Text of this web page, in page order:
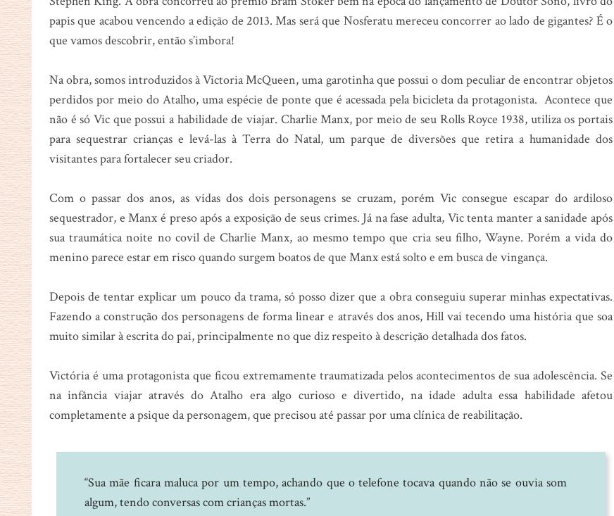
papis que acabou vencendo a edição de 2013. Mas será que Nosferatu mereceu concorrer ao lado de gigantes? É o
que vamos descobrir, então s’imbora!
Na obra, somos introduzidos à Victoria McQueen, uma garotinha que possui o dom peculiar de encontrar objetos
perdidos por meio do Atalho, uma espécie de ponte que é acessada pela bicicleta da protagonista. Acontece que
não é só Vic que possui a habilidade de viajar. Charlie Manx, por meio de seu Rolls Royce 1938, utiliza os portais
para sequestrar crianças e levá-las à Terra do Natal, um parque de diversões que retira a humanidade dos
visitantes para fortalecer seu criador.
Com o passar dos anos, as vidas dos dois personagens se cruzam, porém Vic consegue escapar do ardiloso
sequestrador, e Manx é preso após a exposição de seus crimes. Já na fase adulta, Vic tenta manter a sanidade após
sua traumática noite no covil de Charlie Manx, ao mesmo tempo que cria seu filho, Wayne. Porém a vida do
menino parece estar em risco quando surgem boatos de que Manx está solto e em busca de vingança.
Depois de tentar explicar um pouco da trama, só posso dizer que a obra conseguiu superar minhas expectativas.
Fazendo a construção dos personagens de forma linear e através dos anos, Hill vai tecendo uma história que soa
muito similar à escrita do pai, principalmente no que diz respeito à descrição detalhada dos fatos.
Victória é uma protagonista que ficou extremamente traumatizada pelos acontecimentos de sua adolescência. Se
na infância viajar através do Atalho era algo curioso e divertido, na idade adulta essa habilidade afetou
completamente a psique da personagem, que precisou até passar por uma clínica de reabilitação.
“Sua mãe ficara maluca por um tempo, achando que o telefone tocava quando não se ouvia som
algum, tendo conversas com crianças mortas.”